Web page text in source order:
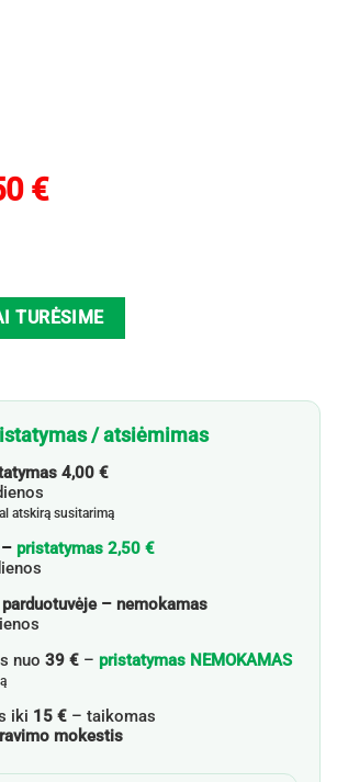
€Current
TURĖSIME
/ atsiėmimas
4,00 €
atskirą susitarimą
pristatymas 2,50 €
– nemokamas
nuo 39 € – pristatymas NEMOKAMAS
iki 15 € – taikomas
mokestis